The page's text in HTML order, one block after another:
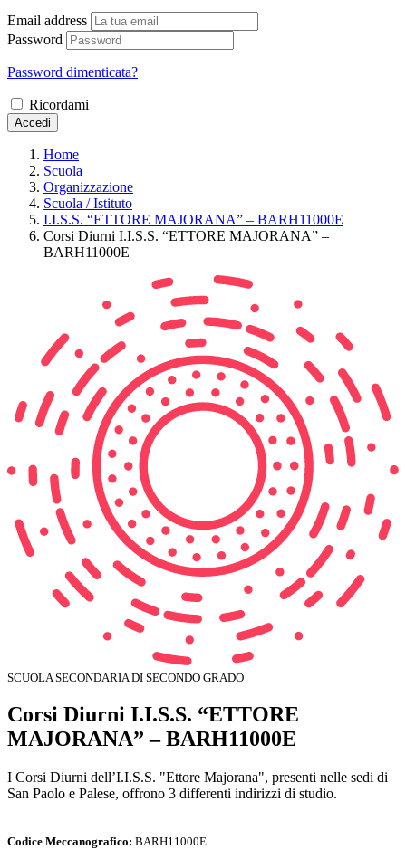
Email address
Password
Password dimenticata?
Ricordami
Accedi
Home
Scuola
Organizzazione
Scuola / Istituto
I.I.S.S. “ETTORE MAJORANA” – BARH11000E
Corsi Diurni I.I.S.S. “ETTORE MAJORANA” –
BARH11000E
SCUOLA SECONDARIA DI SECONDO GRADO
Corsi Diurni I.I.S.S. “ETTORE
MAJORANA” – BARH11000E
I Corsi Diurni dell’I.I.S.S. "Ettore Majorana", presenti nelle sedi di
San Paolo e Palese, offrono 3 differenti indirizzi di studio.
Codice Meccanografico: BARH11000E